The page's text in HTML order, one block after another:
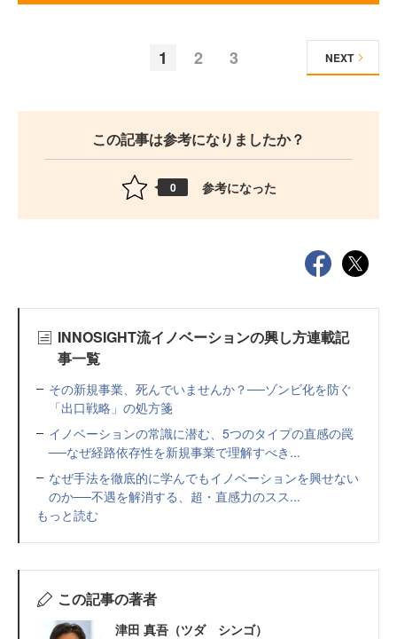
1 2 3 NEXT
この記事は参考になりましたか？
0 参考になった
INNOSIGHT流イノベーションの興し方連載記
事一覧
その新規事業、死んでいませんか？──ゾンビ化を防ぐ
「出口戦略」の処方箋
イノベーションの常識に潜む、5つのタイプの直感の罠
──なぜ経路依存性を新規事業で理解すべき...
なぜ手法を徹底的に学んでもイノベーションを興せない
のか──不遇を解消する、超・直感力のスス...
もっと読む
この記事の著者
津田 真吾（ツダ シンゴ）